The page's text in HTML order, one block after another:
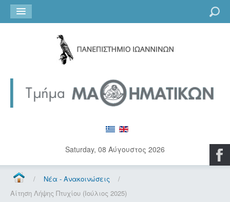
Saturday, 08 Αύγουστος 2026
/ Νέα - Ανακοινώσεις
/
Αίτηση Λήψης Πτυχίου (Ιούλιος 2025)